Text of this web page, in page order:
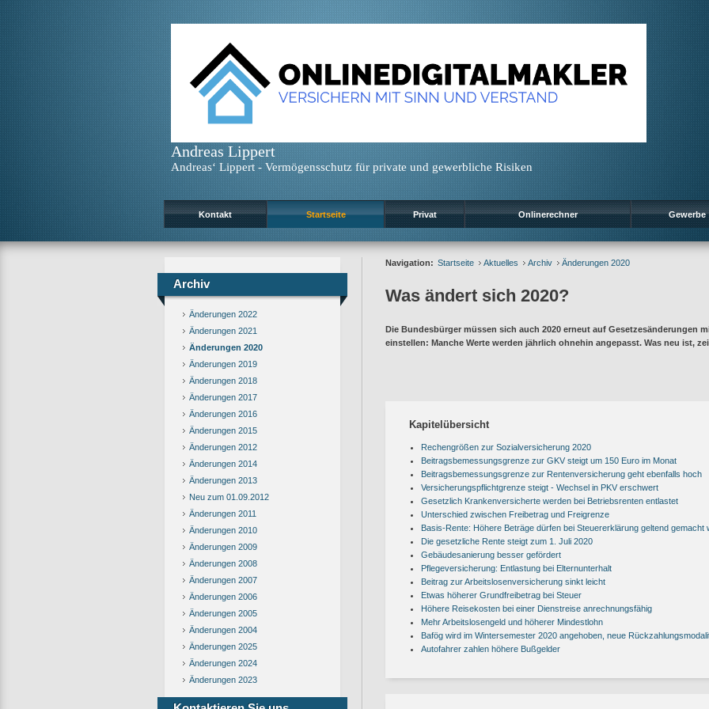
Andreas Lippert
Andreas‘ Lippert - Vermögensschutz für private und gewerbliche Risiken
Kontakt Startseite Privat Onlinerechner Gewerbe
Archiv
Änderungen 2022
Änderungen 2021
Änderungen 2020
Änderungen 2019
Änderungen 2018
Änderungen 2017
Änderungen 2016
Änderungen 2015
Änderungen 2012
Änderungen 2014
Änderungen 2013
Neu zum 01.09.2012
Änderungen 2011
Änderungen 2010
Änderungen 2009
Änderungen 2008
Änderungen 2007
Änderungen 2006
Änderungen 2005
Änderungen 2004
Änderungen 2025
Änderungen 2024
Änderungen 2023
Navigation: Startseite Aktuelles Archiv Änderungen 2020
Was ändert sich 2020?
Die Bundesbürger müssen sich auch 2020 erneut auf Gesetzesänderungen
einstellen: Manche Werte werden jährlich ohnehin angepasst. Was neu ist,
Kapitelübersicht
Rechengrößen zur Sozialversicherung 2020
Beitragsbemessungsgrenze zur GKV steigt um 150 Euro im Monat
Beitragsbemessungsgrenze zur Rentenversicherung geht ebenfalls hoch
Versicherungspflichtgrenze steigt - Wechsel in PKV erschwert
Gesetzlich Krankenversicherte werden bei Betriebsrenten entlastet
Unterschied zwischen Freibetrag und Freigrenze
Basis-Rente: Höhere Beträge dürfen bei Steuererklärung geltend gemacht
Die gesetzliche Rente steigt zum 1. Juli 2020
Gebäudesanierung besser gefördert
Pflegeversicherung: Entlastung bei Elternunterhalt
Beitrag zur Arbeitslosenversicherung sinkt leicht
Etwas höherer Grundfreibetrag bei Steuer
Höhere Reisekosten bei einer Dienstreise anrechnungsfähig
Mehr Arbeitslosengeld und höherer Mindestlohn
Bafög wird im Wintersemester 2020 angehoben, neue
Autofahrer zahlen höhere Bußgelder